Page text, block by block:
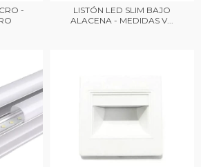
-
LISTÓN LED SLIM BAJO
ALACENA - MEDIDAS V...